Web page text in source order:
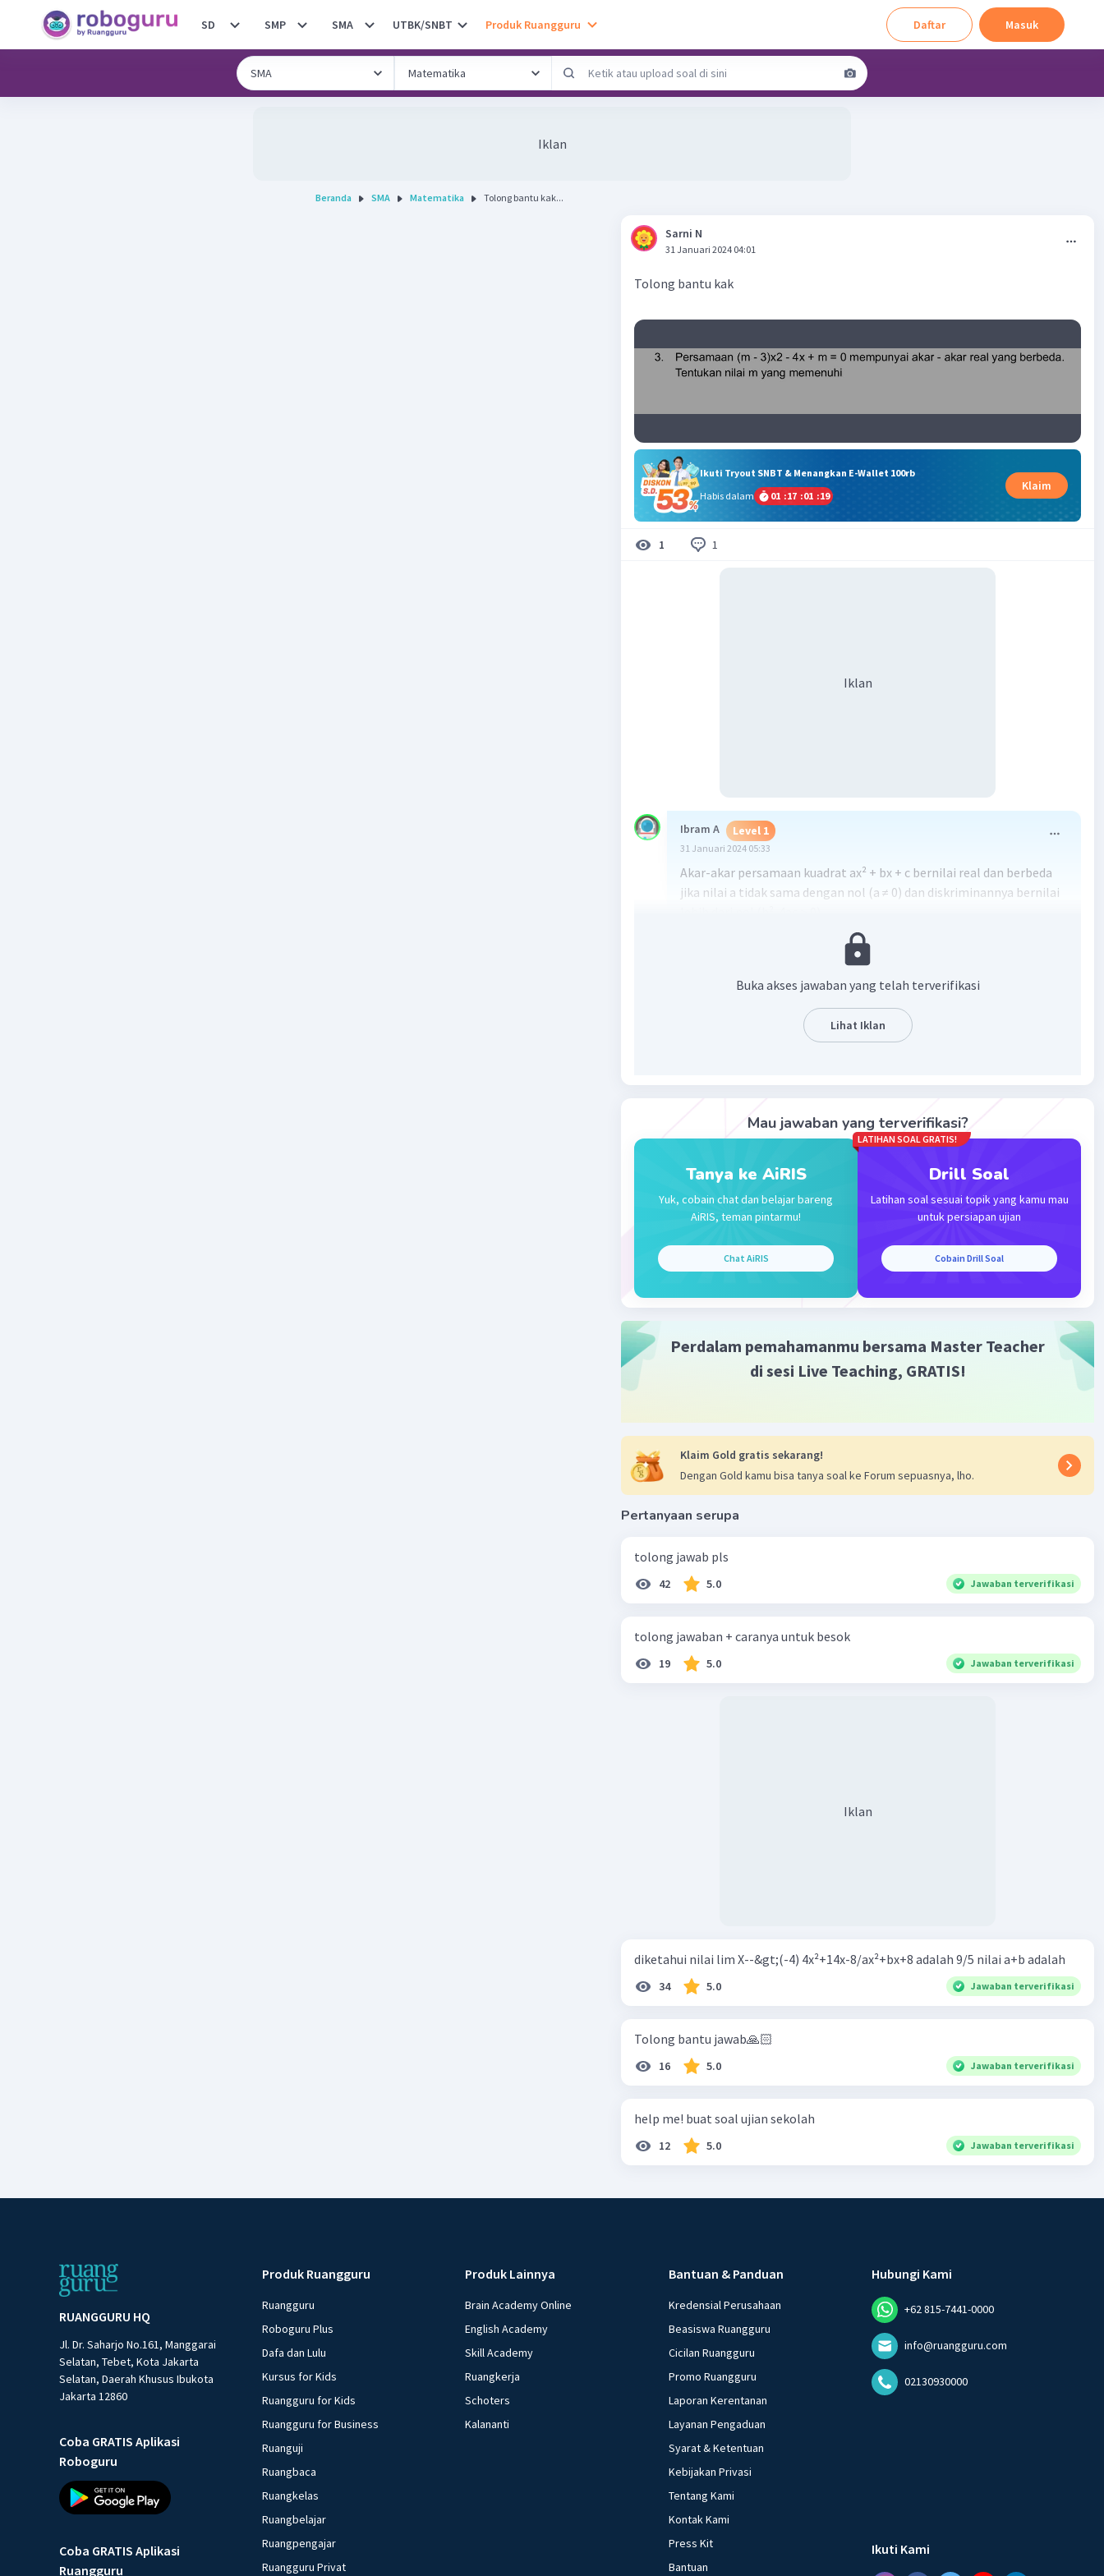
SD SMP SMA UTBK/SNBT Produk Ruangguru Daftar Masuk
Iklan
Beranda SMA Matematika Tolong bantu kak...
Sarni N
31 Januari 2024 04:01
Tolong bantu kak
Ikuti Tryout SNBT & Menangkan E-Wallet 100rb
Habis dalam
01 :17 :01 :19
Klaim
1 1
Iklan
Ibram A Level 1
31 Januari 2024 05:33
Akar-akar persamaan kuadrat ax² + bx + c bernilai real dan berbeda
jika nilai a tidak sama dengan nol (a ≠ 0) dan diskriminannya bernilai
Sehingga pada persamaan kuadrat (m-3)x² - 4x + m = 0 memiliki
akar-akar yang berbeda dan real jika
m² - 3m - 4 < 0
(m-4)(m+1) < 0
Sehingga, nilai m yang memenuhi adalah
-1 < m < 3 atau 3 < m < 4
Beri Rating·4.0(1) Balas
Buka akses jawaban yang telah terverifikasi
Lihat Iklan
Mau jawaban yang terverifikasi?
Tanya ke AiRIS
Yuk, cobain chat dan belajar bareng
AiRIS, teman pintarmu!
Chat AiRIS
LATIHAN SOAL GRATIS!
Drill Soal
Latihan soal sesuai topik yang kamu mau
untuk persiapan ujian
Cobain Drill Soal
Perdalam pemahamanmu bersama Master Teacher
di sesi Live Teaching, GRATIS!
Klaim Gold gratis sekarang!
Dengan Gold kamu bisa tanya soal ke Forum sepuasnya, lho.
Pertanyaan serupa
tolong jawab pls
42 5.0 Jawaban terverifikasi
tolong jawaban + caranya untuk besok
19 5.0 Jawaban terverifikasi
Iklan
diketahui nilai lim X--&gt;(-4) 4x²+14x-8/ax²+bx+8 adalah 9/5 nilai a+b adalah
34 5.0 Jawaban terverifikasi
Tolong bantu jawab🙏🏻
16 5.0 Jawaban terverifikasi
help me! buat soal ujian sekolah
12 5.0 Jawaban terverifikasi
RUANGGURU HQ
Jl. Dr. Saharjo No.161, Manggarai
Selatan, Tebet, Kota Jakarta
Selatan, Daerah Khusus Ibukota
Jakarta 12860
Coba GRATIS Aplikasi
Roboguru
Coba GRATIS Aplikasi
Ruangguru
Produk Ruangguru
Ruangguru
Roboguru Plus
Dafa dan Lulu
Kursus for Kids
Ruangguru for Kids
Ruangguru for Business
Ruanguji
Ruangbaca
Ruangkelas
Ruangbelajar
Ruangpengajar
Ruangguru Privat
Produk Lainnya
Brain Academy Online
English Academy
Skill Academy
Ruangkerja
Schoters
Kalananti
Bantuan & Panduan
Kredensial Perusahaan
Beasiswa Ruangguru
Cicilan Ruangguru
Promo Ruangguru
Laporan Kerentanan
Layanan Pengaduan
Syarat & Ketentuan
Kebijakan Privasi
Tentang Kami
Kontak Kami
Press Kit
Bantuan
Hubungi Kami
+62 815-7441-0000
info@ruangguru.com
02130930000
Ikuti Kami